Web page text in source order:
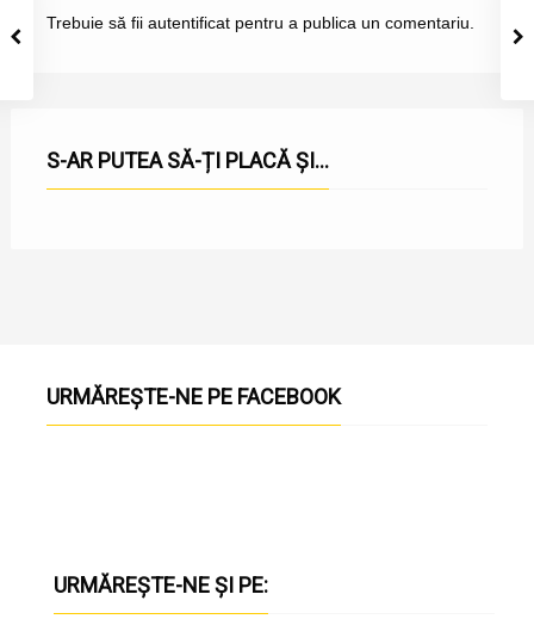
Trebuie să fii autentificatpentru a publica un comentariu.
S-AR PUTEA SĂ-ȚI PLACĂ ȘI...
URMĂREȘTE-NE PE FACEBOOK
URMĂREȘTE-NE ȘI PE: